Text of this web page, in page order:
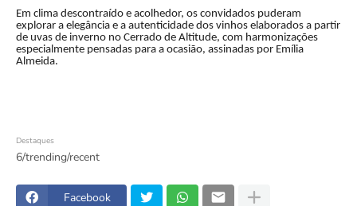
Em clima descontraído e acolhedor, os convidados puderam
explorar a elegância e a autenticidade dos vinhos elaborados a partir
de uvas de inverno no Cerrado de Altitude, com harmonizações
especialmente pensadas para a ocasião, assinadas por Emília
Almeida.
Destaques
6/trending/recent
Facebook